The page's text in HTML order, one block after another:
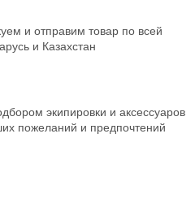
и отправим товар по всей
и Казахстан
экипировки и аксессуаров
пожеланий и предпочтений